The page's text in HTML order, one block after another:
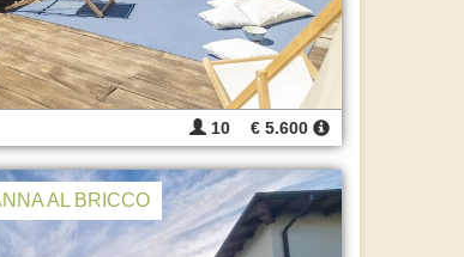
10 € 5.600
AL BRICCO